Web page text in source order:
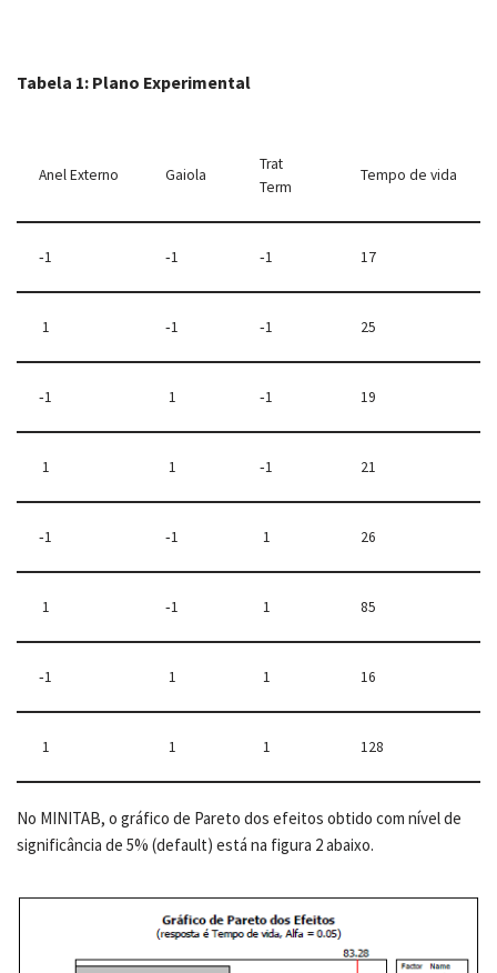
Tabela 1: Plano Experimental
Anel Externo Gaiola
Trat
Term
Tempo de vida
‐1 ‐1 ‐1 17
1 ‐1 ‐1 25
‐1 1 ‐1 19
1 1 ‐1 21
‐1 ‐1 1 26
1 ‐1 1 85
‐1 1 1 16
1 1 1 128
No MINITAB, o gráfico de Pareto dos efeitos obtido com nível de
significância de 5% (default) está na figura 2 abaixo.